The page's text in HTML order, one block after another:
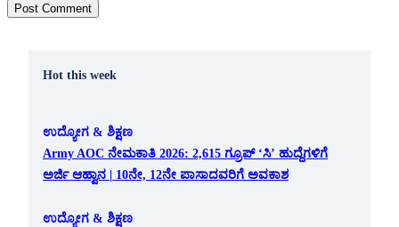
Hot this week
ಉದ್ಯೋಗ & ಶಿಕ್ಷಣ
Army AOC ನೇಮಕಾತಿ 2026: 2,615 ಗ್ರೂಪ್ ‘ಸಿ’ ಹುದ್ದೆಗಳಿಗೆ
ಅರ್ಜಿ ಆಹ್ವಾನ | 10ನೇ, 12ನೇ ಪಾಸಾದವರಿಗೆ ಅವಕಾಶ
ಉದ್ಯೋಗ & ಶಿಕ್ಷಣ